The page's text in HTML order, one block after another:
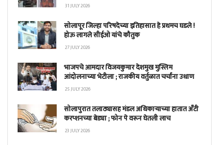
31 JULY 2026
सोलापूर जिल्हा परिषदेच्या इतिहासात हे प्रथमच घडले !
होऊ लागले सीईओ यांचे कौतुक
27 JULY 2026
भाजपचे आमदार विजयकुमार देशमुख मुस्लिम
आंदोलनाच्या भेटीला ; राजकीय वर्तुळात चर्चांना उधाण
25 JULY 2026
सोलापुरात तलाठ्यासह मंडल अधिकाऱ्याच्या हातात अँटी
करप्शनच्या बेड्या ; फोन पे वरून घेतली लाच
23 JULY 2026